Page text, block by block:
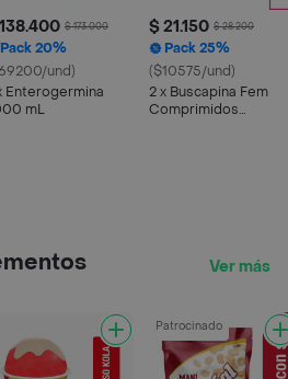
$ 173.000
Pack 20%
und)
Enterogermina
mL
$ 21.150 $ 28.200
Pack 25%
($10575/und)
2 x Buscapina Fem
Comprimidos
Ver más
Patrocinado